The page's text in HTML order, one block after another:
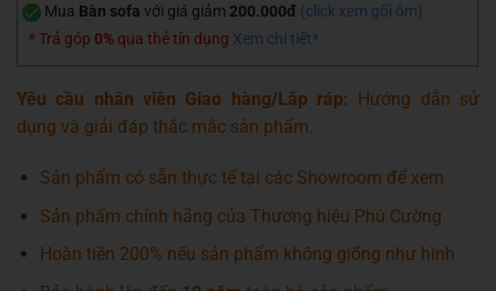
Mua Bàn sofa với giá giảm 200.000đ (click xem gối ôm)
* Trả góp 0% qua thẻ tín dụng Xem chi tiết*
Yêu cầu nhân viên Giao hàng/Lắp ráp:
Hướng dẫn sử
dụng và giải đáp thắc mắc sản phẩm.
Sản phẩm có sẵn thực tế tại các Showroom để xem
Sản phẩm chính hãng của Thương hiệu Phú Cường
Hoàn tiền 200% nếu sản phẩm không giống như hình